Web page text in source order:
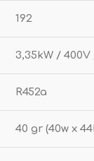
192
3,35kW /
R452a
40 gr (40w x